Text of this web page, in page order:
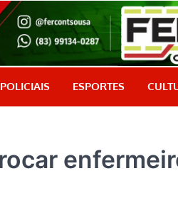
com credibilidade, é aqui!
POLICIAIS ESPORTES